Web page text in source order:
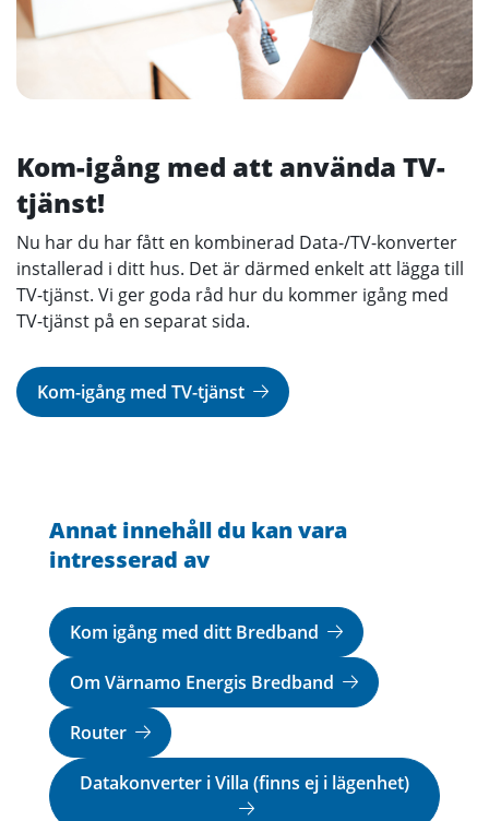
Kom-igång med att använda TV-
tjänst!
Nu har du har fått en kombinerad Data-/TV-konverter
installerad i ditt hus. Det är därmed enkelt att lägga till
TV-tjänst. Vi ger goda råd hur du kommer igång med
TV-tjänst på en separat sida.
Kom-igång med TV-tjänst
Annat innehåll du kan vara
intresserad av
Kom igång med ditt Bredband
Om Värnamo Energis Bredband
Router
Datakonverter i Villa (finns ej i lägenhet)